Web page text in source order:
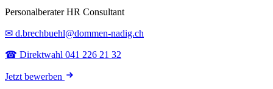
Personalberater HR Consultant
✉ d.brechbuehl@dommen-nadig.ch
☎ Direktwahl 041 226 21 32
Jetzt bewerben